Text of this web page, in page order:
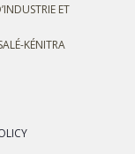
ET
KÉNITRA